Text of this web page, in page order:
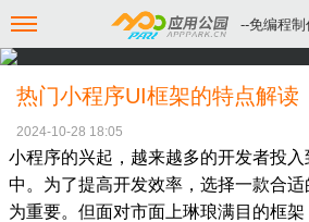
--免编程制
热门小程序UI框架的特点解读
2024-10-28 18:05
小程序的兴起，越来越多的开发者投
中。为了提高开发效率，选择一款合适
为重要。但面对市面上琳琅满目的框